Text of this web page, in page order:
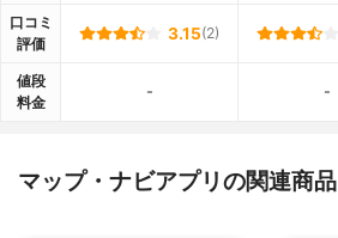
口コミ
評価
3.15(2)
値段
料金
- -
マップ・ナビアプリの関連商品